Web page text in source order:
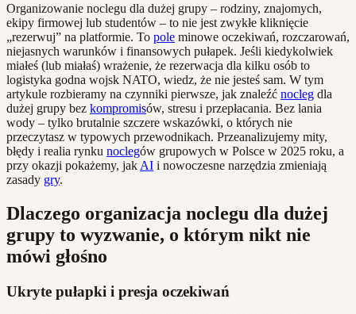
Organizowanie noclegu dla dużej grupy – rodziny, znajomych,
ekipy firmowej lub studentów – to nie jest zwykłe kliknięcie
„rezerwuj” na platformie. To pole minowe oczekiwań, rozczarowań,
niejasnych warunków i finansowych pułapek. Jeśli kiedykolwiek
miałeś (lub miałaś) wrażenie, że rezerwacja dla kilku osób to
logistyka godna wojsk NATO, wiedz, że nie jesteś sam. W tym
artykule rozbieramy na czynniki pierwsze, jak znaleźć nocleg dla
dużej grupy bez kompromisów, stresu i przepłacania. Bez lania
wody – tylko brutalnie szczere wskazówki, o których nie
przeczytasz w typowych przewodnikach. Przeanalizujemy mity,
błędy i realia rynku noclegów grupowych w Polsce w 2025 roku, a
przy okazji pokażemy, jak AI i nowoczesne narzędzia zmieniają
zasady gry.
Dlaczego organizacja noclegu dla dużej
grupy to wyzwanie, o którym nikt nie
mówi głośno
Ukryte pułapki i presja oczekiwań